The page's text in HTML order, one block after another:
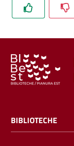
libri
film
Calendario
BIBLIOTECHE